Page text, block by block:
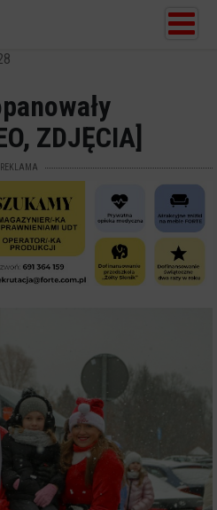
ZDJĘCIA]
REKLAMA